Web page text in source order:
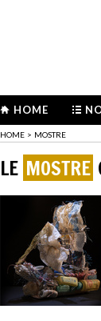
HOME
HOME > MOSTRE
LE MOSTRE